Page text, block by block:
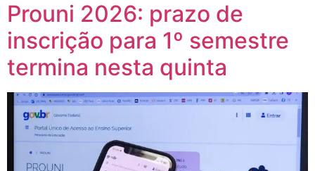
Prouni 2026: prazo de
inscrição para 1º semestre
termina nesta quinta